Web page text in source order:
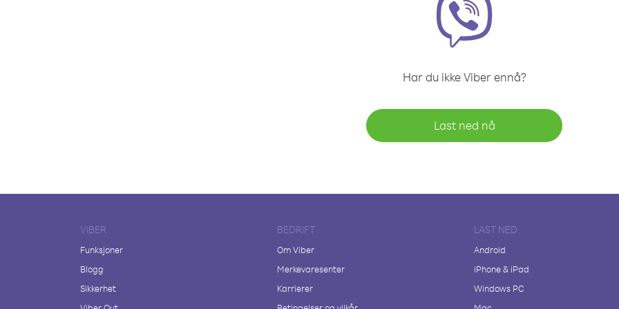
Har du ikke Viber ennå?
Last ned nå
VIBER
Funksjoner
Blogg
Sikkerhet
BEDRIFT
Om Viber
Merkevaresenter
Karrierer
LAST NED
Android
iPhone & iPad
Windows PC